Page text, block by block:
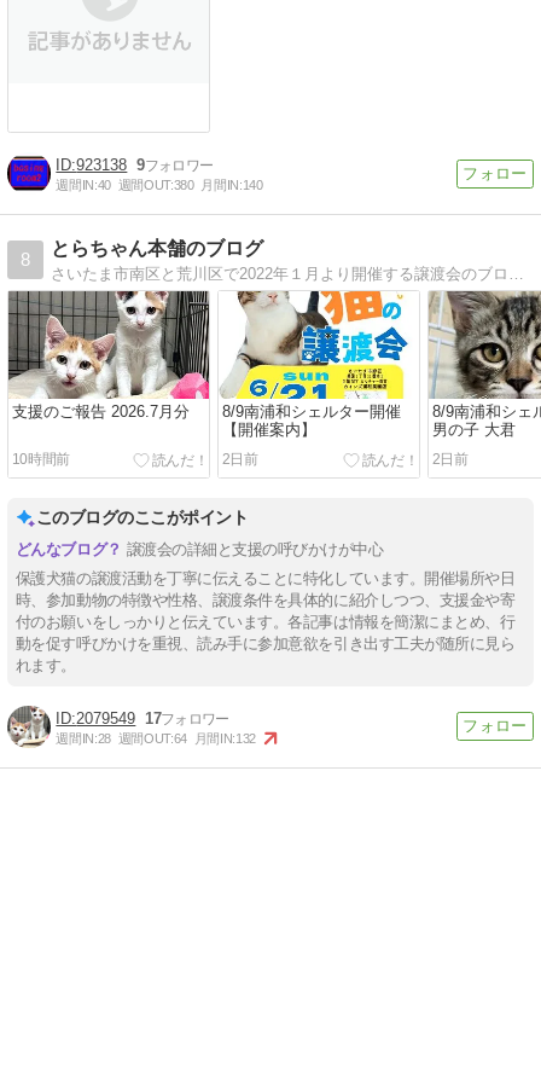
923138 9
週間IN:40 週間OUT:380 月間IN:140
8
とらちゃん本舗のブログ
さいたま市南区と荒川区で2022年１月より開催する譲渡会のブログです。参加猫ちゃん犬ちゃんの紹介と個人保護主さん達の自宅で保護されているに保護っこ達の日々の生活の紹介です。
支援のご報告 2026.7月分
10時間前
8/9南浦和シェルター開催
【開催案内】
2日前
8/9南浦和シェ
男の子 大君
2日前
このブログのここがポイント
譲渡会の詳細と支援の呼びかけが中心
保護犬猫の譲渡活動を丁寧に伝えることに特化しています。開催場所や日
時、参加動物の特徴や性格、譲渡条件を具体的に紹介しつつ、支援金や寄
付のお願いをしっかりと伝えています。各記事は情報を簡潔にまとめ、行
動を促す呼びかけを重視、読み手に参加意欲を引き出す工夫が随所に見ら
れます。
2079549 17
週間IN:28 週間OUT:64 月間IN:132